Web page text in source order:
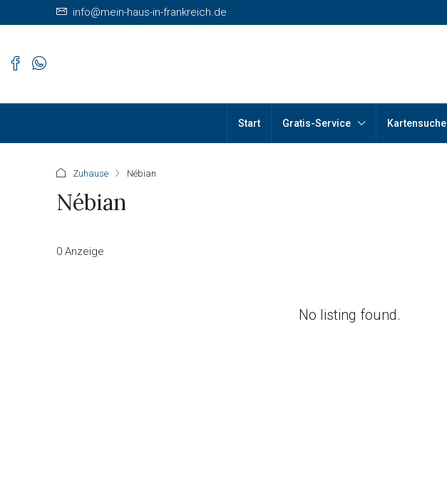
info@mein-haus-in-frankreich.de
Start Gratis-Service Kartensuche
Zuhause Nébian
Nébian
0 Anzeige
No listing found.